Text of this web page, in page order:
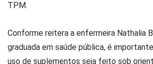
TPM.
Conforme reitera a enfermeira Nathalia
graduada em saúde pública, é
uso de suplementos seja feito sob